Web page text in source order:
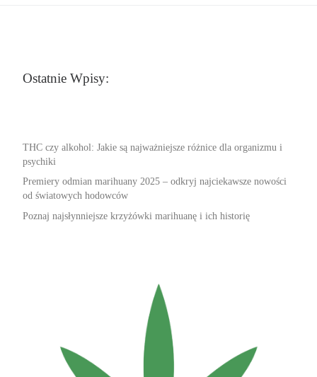
Ostatnie Wpisy:
THC czy alkohol: Jakie są najważniejsze różnice dla organizmu i
psychiki
Premiery odmian marihuany 2025 – odkryj najciekawsze nowości
od światowych hodowców
Poznaj najsłynniejsze krzyżówki marihuanę i ich historię